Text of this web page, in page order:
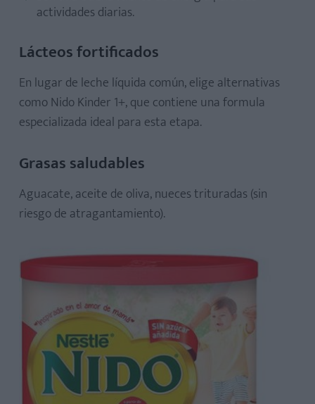
actividades diarias.
Lácteos fortificados
En lugar de leche líquida común, elige alternativas
como Nido Kinder 1+, que contiene una formula
especializada ideal para esta etapa.
Grasas saludables
Aguacate, aceite de oliva, nueces trituradas (sin
riesgo de atragantamiento).